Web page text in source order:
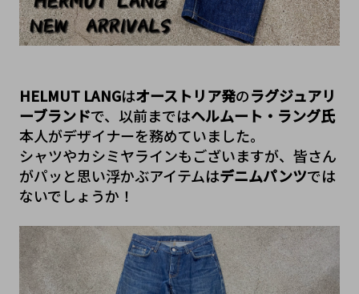
HELMUT LANGはオーストリア発のラグジュアリ
ーブランドで、以前まではヘルムート・ラング氏
本人がデザイナーを務めていました。
シャツやカシミヤラインもございますが、皆さん
がパッと思い浮かぶアイテムはデニムパンツでは
ないでしょうか！